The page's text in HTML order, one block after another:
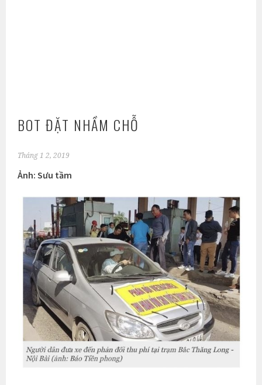
BOT ĐẶT NHẦM CHỖ
Tháng 1 2, 2019
Ảnh: Sưu tầm